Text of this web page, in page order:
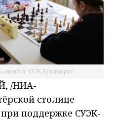
службой "СУЭК-Красноярск"
/НИА-
столице
поддержке СУЭК-